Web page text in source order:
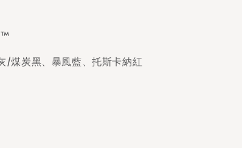
/煤炭黑、暴風藍、托斯卡納紅